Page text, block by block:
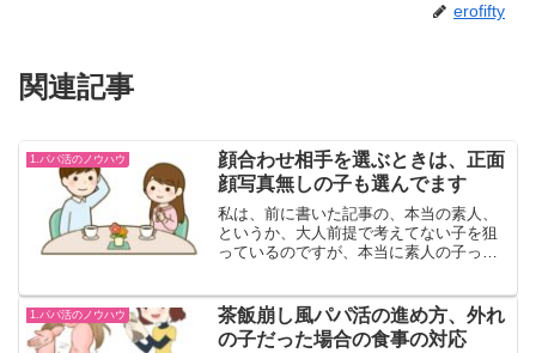
erofifty
関連記事
1.パパ活のノウハウ
顔合わせ相手を選ぶときは、正面
顔写真無しの子も選んでます
私は、前に書いた記事の、本当の素人、
というか、大人前提で考えてない子を狙
っているのですが、本当に素人の子っ
い子も、正面の顔写真を載せてない子が
多い気がします。 なので、...
1.パパ活のノウハウ
茶飯崩し風パパ活の進め方、外れ
の子だった場合の食事の対応